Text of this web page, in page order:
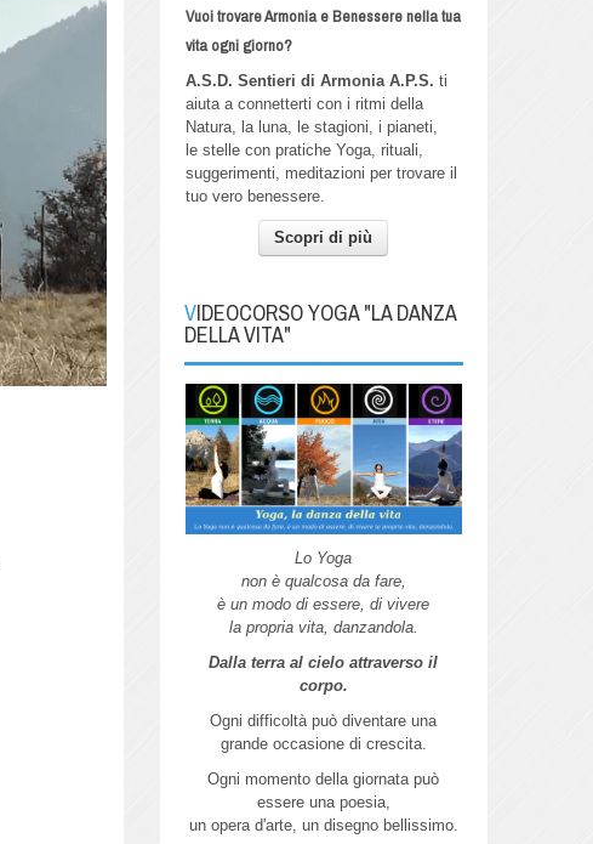
Vuoi trovare Armonia e Benessere nella tua
vita ogni giorno?
A.S.D. Sentieri di Armonia A.P.S. ti
aiuta a connetterti con i ritmi della
Natura, la luna, le stagioni, i pianeti,
le stelle con pratiche Yoga, rituali,
suggerimenti, meditazioni per trovare il
tuo vero benessere.
Scopri di più
VIDEOCORSO YOGA "LA DANZA
DELLA VITA"
Lo Yoga
non è qualcosa da fare,
è un modo di essere, di vivere
la propria vita, danzandola.
Dalla terra al cielo attraverso il
corpo.
Ogni difficoltà può diventare una
grande occasione di crescita.
Ogni momento della giornata può
essere una poesia,
un opera d'arte, un disegno bellissimo.